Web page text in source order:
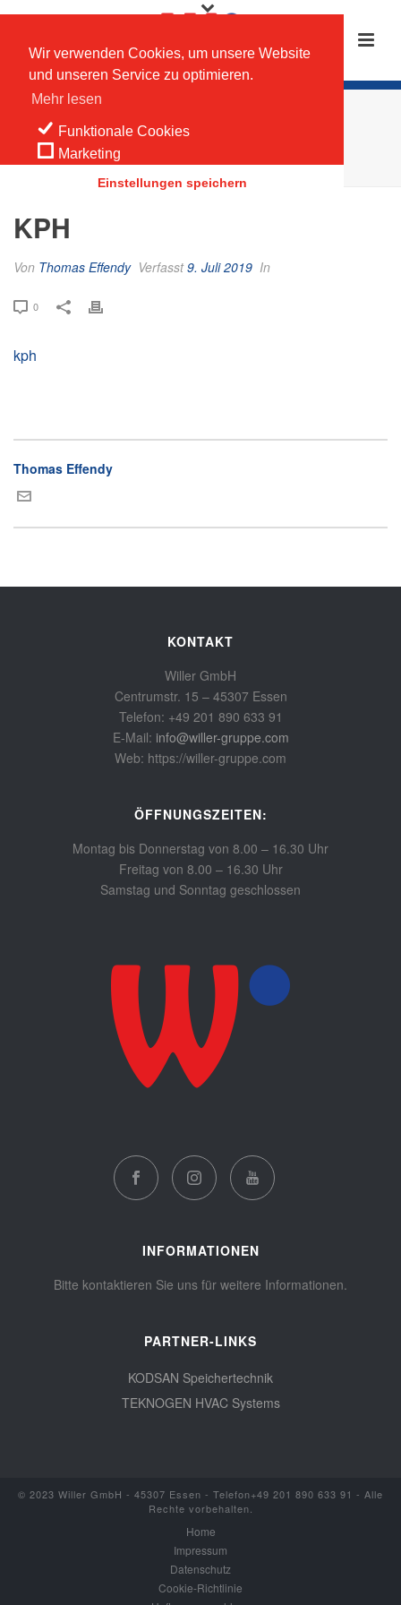
Wir verwenden Cookies, um unsere Website
und unseren Service zu optimieren.
Mehr lesen
Funktionale Cookies
Marketing
Einstellungen speichern
KPH
KPH
Von Thomas Effendy Verfasst9. Juli 2019 In
0
kph
Thomas Effendy
KONTAKT
Willer GmbH
Centrumstr. 15 – 45307 Essen
Telefon: +49 201 890 633 91
E-Mail: info@willer-gruppe.com
Web: https://willer-gruppe.com
ÖFFNUNGSZEITEN:
Montag bis Donnerstag von 8.00 – 16.30 Uhr
Freitag von 8.00 – 16.30 Uhr
Samstag und Sonntag geschlossen
INFORMATIONEN
Bitte kontaktieren Sie uns für weitere Informationen.
PARTNER-LINKS
KODSAN Speichertechnik
TEKNOGEN HVAC Systems
© 2023 Willer GmbH - 45307 Essen - Telefon+49 201 890 633 91 - Alle
Rechte vorbehalten.
Home
Impressum
Datenschutz
Cookie-Richtlinie